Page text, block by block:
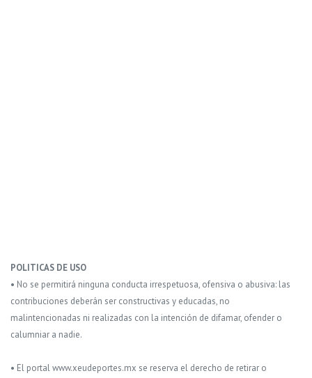
POLITICAS DE USO
• No se permitirá ninguna conducta irrespetuosa, ofensiva o abusiva: las
contribuciones deberán ser constructivas y educadas, no
malintencionadas ni realizadas con la intención de difamar, ofender o
calumniar a nadie.
• El portal www.xeudeportes.mx se reserva el derecho de retirar o